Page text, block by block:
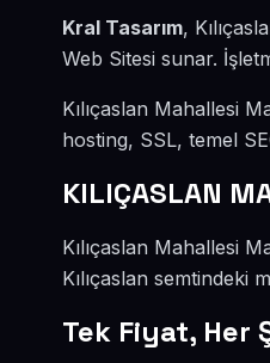
Kral Tasarım,
Web Sitesi sunar.
Kılıçaslan Mahallesi
hosting, SSL, temel
KILIÇASLAN
Kılıçaslan Mahallesi
Kılıçaslan semtindeki
Tek Fiyat, Her